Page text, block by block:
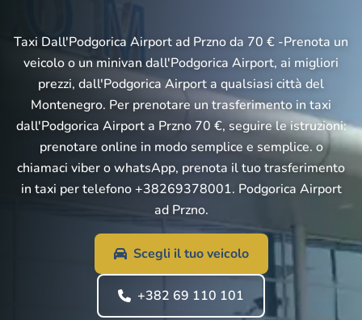
Taxi Dall'Podgorica Airport ad Przno da 70 € -Prenota un
veicolo o un minivan dall'Podgorica Airport, ai migliori
prezzi, dall'Podgorica Airport a qualsiasi città del
Montenegro. Per prenotare un trasferimento in taxi
dall'Podgorica Airport a Przno 70 €, seguire le istruzioni:
prenotare online in modo semplice e semplice. o
chiamaci viber o whatsApp, prenota il tuo trasferimento
in taxi per telefono +38269378001. Podgorica Airport
ad Przno.
Scegli il tuo veicolo
+382 69 110 101